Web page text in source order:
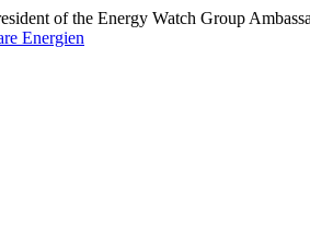
of the Energy Watch Group